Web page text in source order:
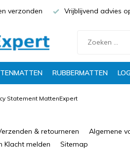
verzonden Vrijblijvend advies
RUBBERMATTEN
Statement MattenExpert
& retourneren Algemene
Klacht melden Sitemap